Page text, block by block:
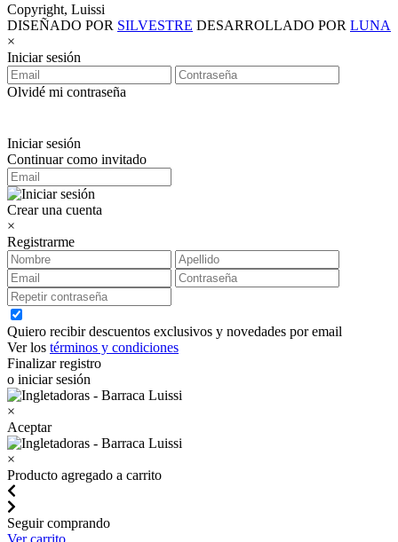
Copyright, Luissi
DISEÑADO POR SILVESTRE DESARROLLADO POR LUNA
×
Iniciar sesión
Olvidé mi contraseña
Iniciar sesión
Continuar como invitado
Crear una cuenta
×
Registrarme
Quiero recibir descuentos exclusivos y novedades por email
Ver los términos y condiciones
Finalizar registro
o iniciar sesión
×
Aceptar
×
Producto agregado a carrito
Seguir comprando
Ver carrito